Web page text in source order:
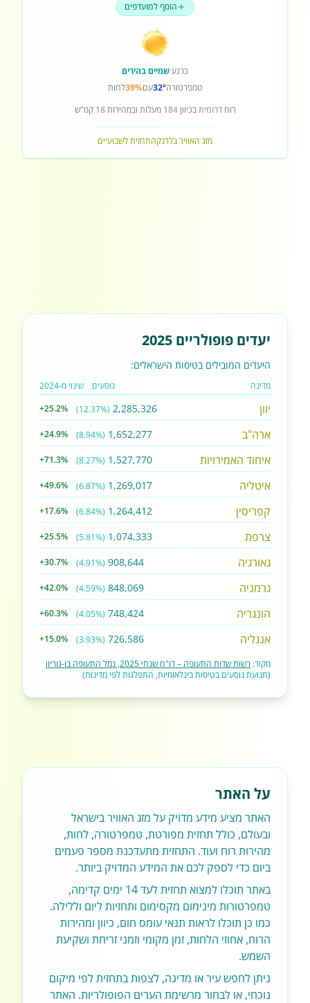
הוסף למועדפים
כרגעשמיים בהירים
טמפרטורה32°עם39%לחות
רוחדרומיתבכיוון184 מעלות ובמהירות18 קמ"ש
מזג האוויר בלרנקהתחזית לשבועיים
יעדים פופולריים 2025
היעדים המובילים בטיסות הישראלים:
מדינה נוסעים שינוי מ-2024
יוון 2,285,326
(12.37%)
+25.2%
ארה"ב 1,652,277
(8.94%)
+24.9%
איחוד האמירויות 1,527,770
(8.27%)
+71.3%
איטליה 1,269,017
(6.87%)
+49.6%
קפריסין 1,264,412
(6.84%)
+17.6%
צרפת 1,074,333
(5.81%)
+25.5%
גאורגיה 908,644
(4.91%)
+30.7%
גרמניה 848,069
(4.59%)
+42.0%
הונגריה 748,424
(4.05%)
+60.3%
אנגליה 726,586
(3.93%)
+15.0%
מקור: רשות שדות התעופה – דו"ח שנתי 2025, נמל התעופה בן-גוריון
(תנועת נוסעים בטיסות בינלאומיות, התפלגות לפי מדינות)
על האתר
האתר מציע מידע מדויק על מזג האוויר בישראל
ובעולם, כולל תחזית מפורטת, טמפרטורה, לחות,
מהירות רוח ועוד. התחזית מתעדכנת מספר פעמים
ביום כדי לספק לכם את המידע המדויק ביותר.
באתר תוכלו למצוא תחזית לעד 14 ימים קדימה,
טמפרטורות מינימום מקסימום ותחזיות ליום וללילה.
כמו כן תוכלו לראות תנאי עומס חום, כיוון ומהירות
הרוח, אחוזי הלחות, זמן מקומי וזמני זריחת ושקיעת
השמש.
ניתן לחפש עיר או מדינה, לצפות בתחזית לפי מיקום
נוכחי, או לבחור מרשימת הערים הפופולריות. האתר